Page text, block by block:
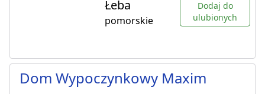
Łeba
pomorskie
Dodaj do
ulubionych
Dom Wypoczynkowy Maxim